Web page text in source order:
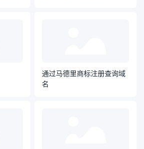
通过马德里商标注册查询域
名